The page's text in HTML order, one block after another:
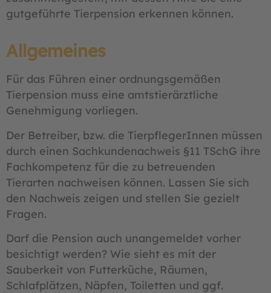
gutgeführte Tierpension erkennen können.
Allgemeines
Für das Führen einer ordnungsgemäßen
Tierpension muss eine amtstierärztliche
Genehmigung vorliegen.
Der Betreiber, bzw. die TierpflegerInnen müssen
durch einen Sachkundenachweis §11 TSchG ihre
Fachkompetenz für die zu betreuenden
Tierarten nachweisen können. Lassen Sie sich
den Nachweis zeigen und stellen Sie gezielt
Fragen.
Darf die Pension auch unangemeldet vorher
besichtigt werden? Wie sieht es mit der
Sauberkeit von Futterküche, Räumen,
Schlafplätzen, Näpfen, Toiletten und ggf.